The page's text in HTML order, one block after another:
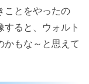
ことをやったの
ると、ウォルト
かもな～と思えて